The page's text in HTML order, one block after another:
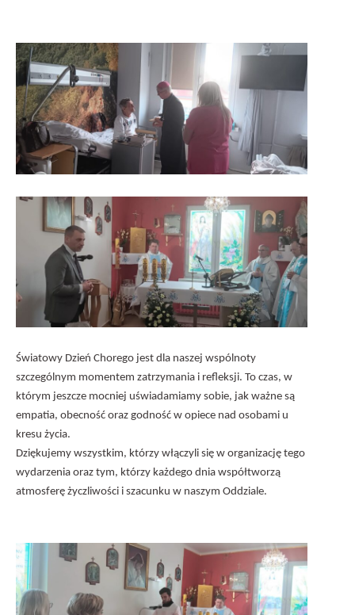
Światowy Dzień Chorego jest dla naszej wspólnoty
szczególnym momentem zatrzymania i refleksji. To czas, w
którym jeszcze mocniej uświadamiamy sobie, jak ważne są
empatia, obecność oraz godność w opiece nad osobami u
kresu życia.
Dziękujemy wszystkim, którzy włączyli się w organizację tego
wydarzenia oraz tym, którzy każdego dnia współtworzą
atmosferę życzliwości i szacunku w naszym Oddziale.